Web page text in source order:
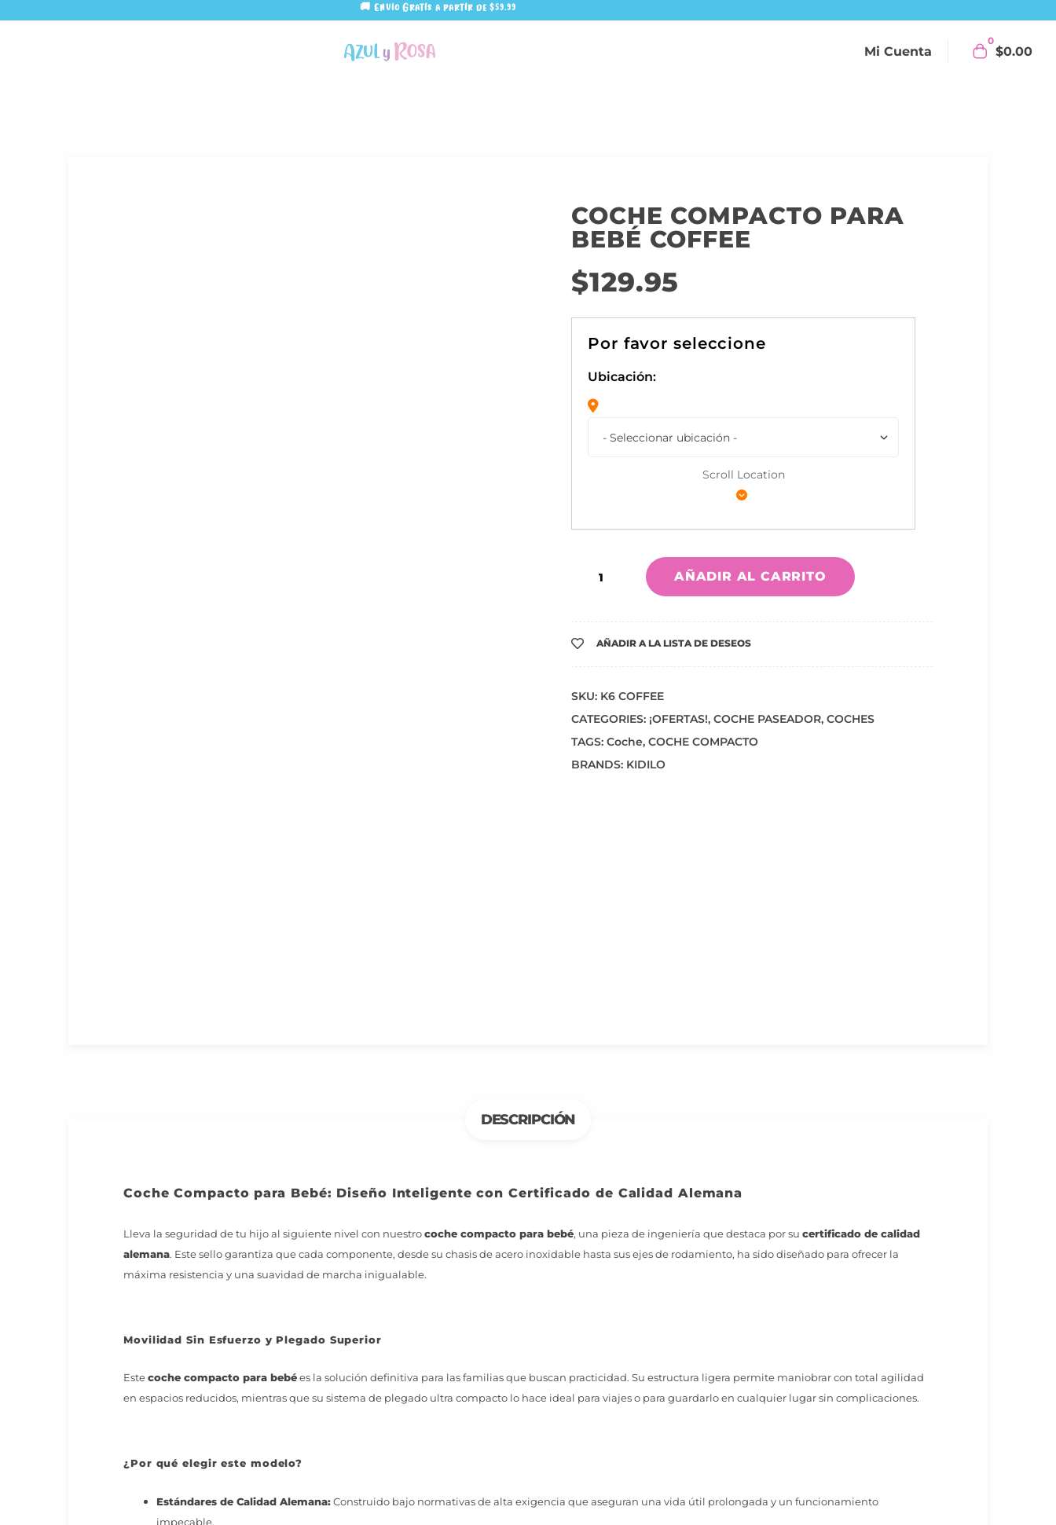
🚚 Envío Gratis a partir de $59.99
Mi Cuenta
0
$0.00
COCHE COMPACTO PARA
BEBÉ COFFEE
$129.95
Ubicación:
Scroll Location
AÑADIR AL CARRITO
AÑADIR A LA LISTA DE DESEOS
SKU: K6 COFFEE
CATEGORIES: ¡OFERTAS!, COCHE PASEADOR, COCHES
TAGS: Coche, COCHE COMPACTO
BRANDS: KIDILO
DESCRIPCIÓN
Coche Compacto para Bebé: Diseño Inteligente con Certificado de Calidad Alemana
Lleva la seguridad de tu hijo al siguiente nivel con nuestrocoche compacto para bebé, una pieza de ingeniería que destaca por su certificado de calidad
alemana. Este sello garantiza que cada componente, desde su chasis de acero inoxidable hasta sus ejes de rodamiento, ha sido diseñado para ofrecer la
máxima resistencia y una suavidad de marcha inigualable.
Movilidad Sin Esfuerzo y Plegado Superior
Estecoche compacto para bebées la solución definitiva para las familias que buscan practicidad. Su estructura ligera permite maniobrar con total agilidad
en espacios reducidos, mientras que su sistema de plegado ultra compacto lo hace ideal para viajes o para guardarlo en cualquier lugar sin complicaciones.
¿Por qué elegir este modelo?
Estándares de Calidad Alemana:Construido bajo normativas de alta exigencia que aseguran una vida útil prolongada y un funcionamiento
impecable.